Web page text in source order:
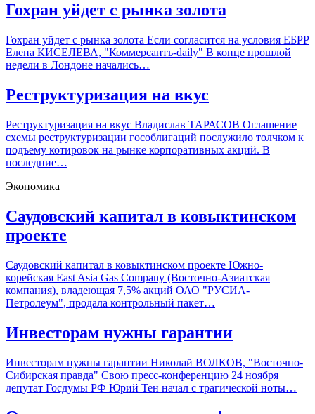
Гохран уйдет с рынка золота
Гохран уйдет с рынка золота Если согласится на условия ЕБРР
Елена КИСЕЛЕВА, "Коммерсантъ-daily" В конце прошлой
недели в Лондоне начались…
Реструктуризация на вкус
Реструктуризация на вкус Владислав ТАРАСОВ Оглашение
схемы реструктуризации гособлигаций послужило толчком к
подъему котировок на рынке корпоративных акций. В
последние…
Экономика
Саудовский капитал в ковыктинском
проекте
Саудовский капитал в ковыктинском проекте Южно-
корейская East Asia Gas Company (Восточно-Азиатская
компания), владеющая 7,5% акций ОАО "РУСИА-
Петролеум", продала контрольный пакет…
Инвесторам нужны гарантии
Инвесторам нужны гарантии Николай ВОЛКОВ, "Восточно-
Сибирская правда" Свою пресс-конференцию 24 ноября
депутат Госдумы РФ Юрий Тен начал с трагической ноты…